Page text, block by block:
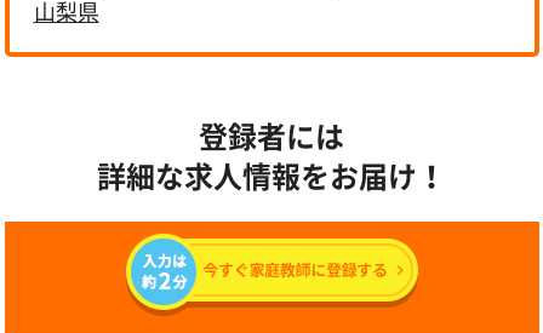
山梨県
登録者には
詳細な求人情報をお届け！